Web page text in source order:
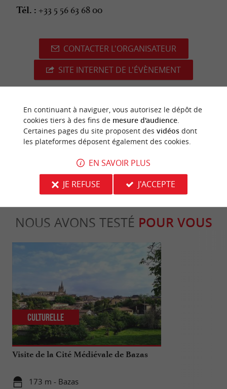
Tél. : +33 5 56 63 68 00
CONTACTER L'ORGANISATEUR
SITE INTERNET DE L'ÉVÈNEMENT
dernière mise à jour :03/04/2026 à 12:52:24
Source :Sirtaqui -Crédit photo :Les Conteurs -CC BY-
NOUS AVONS TESTÉ POUR VOUS
Visite de la Cité Médiévale de Bazas
173 m - Bazas
Culturelle
En continuant à naviguer, vous autorisez le dépôt de
cookies tiers à des fins de mesure d'audience.
Certaines pages du site proposent des vidéosdont
les plateformes déposent également des cookies.
EN SAVOIR PLUS
JE REFUSE
J'ACCEPTE